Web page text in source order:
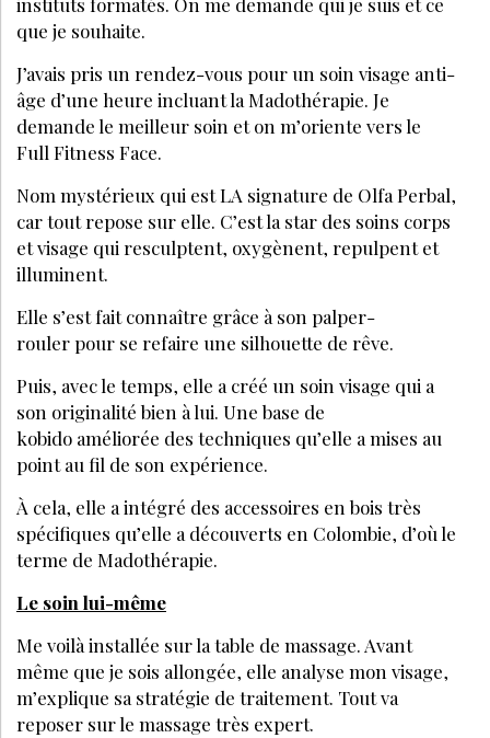
instituts formatés. On me demande qui je suis et ce
que je souhaite.
J’avais pris un rendez-vous pour un soin visage anti-
âge d’une heure incluant la Madothérapie. Je
demande le meilleur soin et on m’oriente vers le
Full Fitness Face.
Nom mystérieux qui est LA signature de Olfa Perbal,
car tout repose sur elle. C’est la star des soins corps
et visage qui resculptent, oxygènent, repulpent et
illuminent.
Elle s’est fait connaître grâce à son palper-
rouler pour se refaire une silhouette de rêve.
Puis, avec le temps, elle a créé un soin visage qui a
son originalité bien à lui. Une base de
kobido améliorée des techniques qu’elle a mises au
point au fil de son expérience.
À cela, elle a intégré des accessoires en bois très
spécifiques qu’elle a découverts en Colombie, d’où le
terme de Madothérapie.
Le soin lui-même
Me voilà installée sur la table de massage. Avant
même que je sois allongée, elle analyse mon visage,
m’explique sa stratégie de traitement. Tout va
reposer sur le massage très expert.